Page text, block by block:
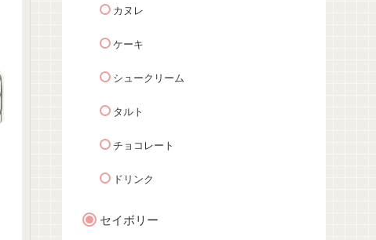
カヌレ
ケーキ
シュークリーム
タルト
チョコレート
ドリンク
セイボリー